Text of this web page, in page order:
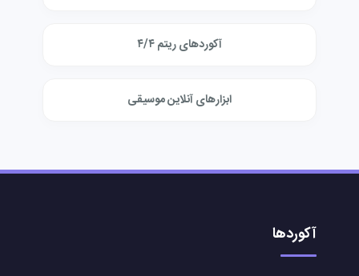
آکوردهای ریتم ۴/۴
ابزارهای آنلاین موسیقی
آکوردها